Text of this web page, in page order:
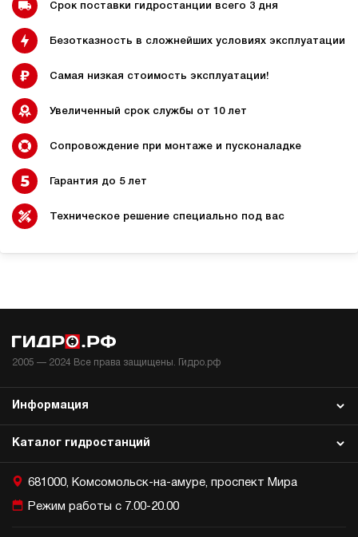
63 993 руб -3% 65 913 руб
210
Гидростанция НЭР-3И241Т
Хит продаж
электрический
20
Хит продаж 5
67 743 руб
Срок поставки гидростанции всего 3 дня
Безотказность в сложнейших условиях эксплуатации
Самая низкая стоимость эксплуатации!
Увеличенный срок службы от 10 лет
Сопровождение при монтаже и пусконаладке
Гарантия до 5 лет
Техническое решение специально под вас
2005 — 2024 Все права защищены. Гидро.рф
Каталог гидростанций
Информация
681000, Комсомольск-на-амуре, проспект Мира
Режим работы с 7.00-20.00